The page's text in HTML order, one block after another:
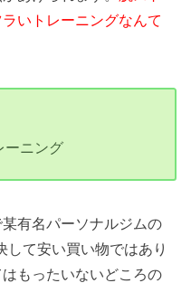
いトレーニングなんて
ーニング
有名パーソナルジムの
して安い買い物ではあり
もったいないどころの